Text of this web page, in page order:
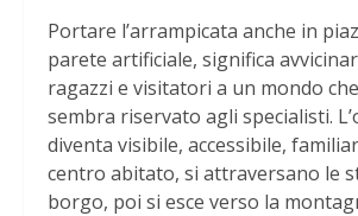
Portare l’arrampicata anche in
parete artificiale, significa
ragazzi e visitatori a un mondo
sembra riservato agli specialisti.
diventa visibile, accessibile,
centro abitato, si attraversano le
borgo, poi si esce verso la